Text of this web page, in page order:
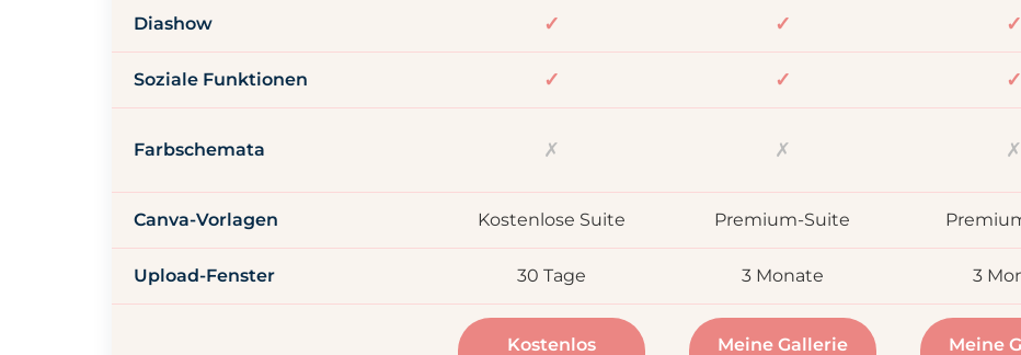
Diashow ✓ ✓ ✓
Soziale Funktionen ✓ ✓ ✓
Farbschemata ✗ ✗ ✗
Canva-Vorlagen Kostenlose Suite Premium-Suite
Upload-Fenster 30 Tage 3 Monate 3
Kostenlos Meine Gallerie Meine